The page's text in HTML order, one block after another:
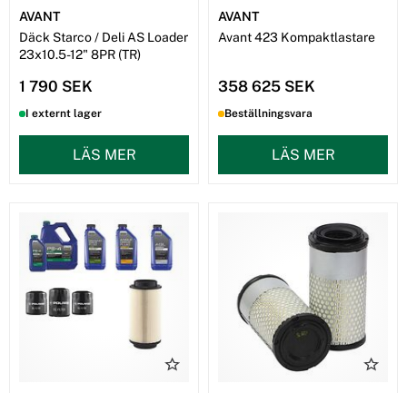
AVANT
Däck Starco / Deli AS Loader
23x10.5-12" 8PR (TR)
1 790 SEK
I externt lager
LÄS MER
AVANT
Avant 423 Kompaktlastare
358 625 SEK
Beställningsvara
LÄS MER